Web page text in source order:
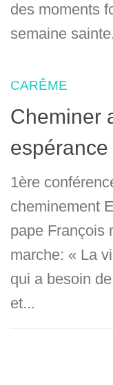
des moments
semaine sainte.
CARÊME
Cheminer
espérance
1ère
cheminement
pape François
marche: « La
qui a besoin
et...